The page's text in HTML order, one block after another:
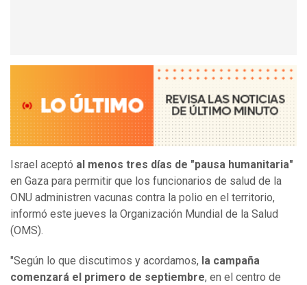
Israel aceptó al menos tres días de "pausa humanitaria"
en Gaza para permitir que los funcionarios de salud de la
ONU administren vacunas contra la polio en el territorio,
informó este jueves la Organización Mundial de la Salud
(OMS).
"Según lo que discutimos y acordamos, la campaña
comenzará el primero de septiembre, en el centro de